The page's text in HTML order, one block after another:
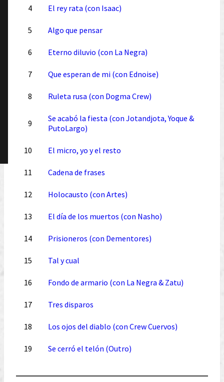
4 El rey rata (con Isaac)
5 Algo que pensar
6 Eterno diluvio (con La Negra)
7 Que esperan de mi (con Ednoise)
8 Ruleta rusa (con Dogma Crew)
9
Se acabó la fiesta (con Jotandjota, Yoque &
PutoLargo)
10 El micro, yo y el resto
11 Cadena de frases
12 Holocausto (con Artes)
13 El día de los muertos (con Nasho)
14 Prisioneros (con Dementores)
15 Tal y cual
16 Fondo de armario (con La Negra & Zatu)
17 Tres disparos
18 Los ojos del diablo (con Crew Cuervos)
19 Se cerró el telón (Outro)